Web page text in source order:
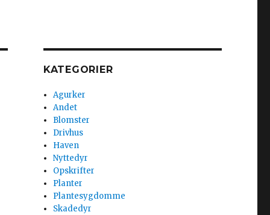
KATEGORIER
Agurker
Andet
Blomster
Drivhus
Haven
Nyttedyr
Opskrifter
Planter
Plantesygdomme
Skadedyr